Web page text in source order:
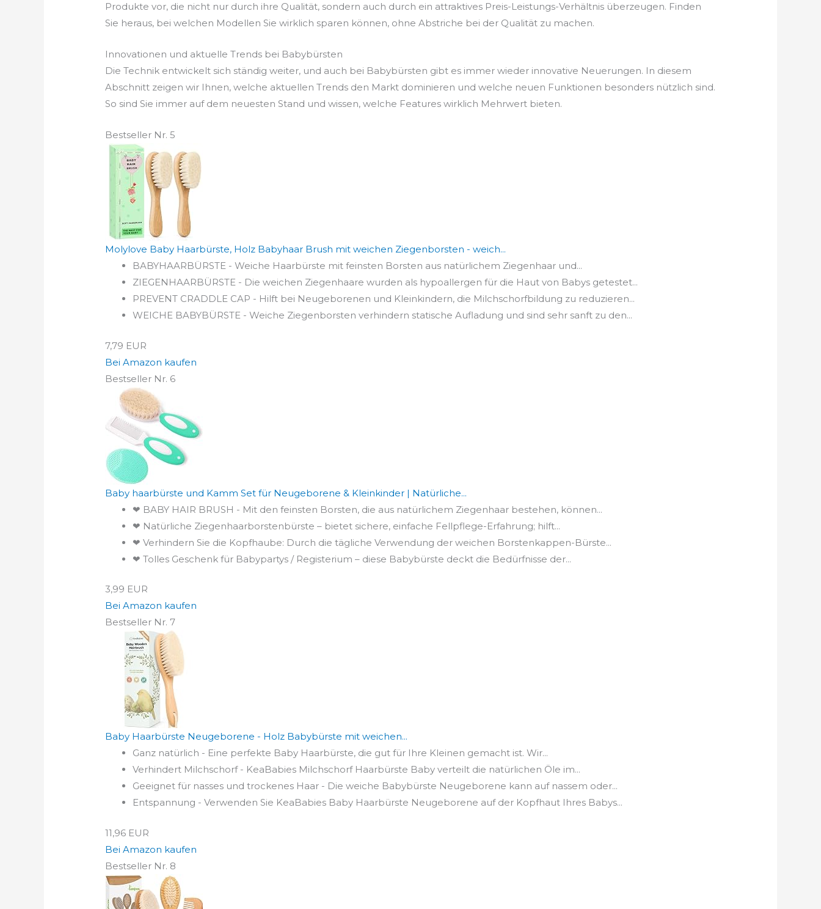
Produkte vor, die nicht nur durch ihre Qualität, sondern auch durch ein attraktives Preis-Leistungs-Verhältnis überzeugen. Finden
Sie heraus, bei welchen Modellen Sie wirklich sparen können, ohne Abstriche bei der Qualität zu machen.
Innovationen und aktuelle Trends bei Babybürsten
Die Technik entwickelt sich ständig weiter, und auch bei Babybürsten gibt es immer wieder innovative Neuerungen. In diesem
Abschnitt zeigen wir Ihnen, welche aktuellen Trends den Markt dominieren und welche neuen Funktionen besonders nützlich sind.
So sind Sie immer auf dem neuesten Stand und wissen, welche Features wirklich Mehrwert bieten.
Bestseller Nr. 5
Molylove Baby Haarbürste, Holz Babyhaar Brush mit weichen Ziegenborsten - weich...
BABYHAARBÜRSTE - Weiche Haarbürste mit feinsten Borsten aus natürlichem Ziegenhaar und...
ZIEGENHAARBÜRSTE - Die weichen Ziegenhaare wurden als hypoallergen für die Haut von Babys getestet...
PREVENT CRADDLE CAP - Hilft bei Neugeborenen und Kleinkindern, die Milchschorfbildung zu reduzieren...
WEICHE BABYBÜRSTE - Weiche Ziegenborsten verhindern statische Aufladung und sind sehr sanft zu den...
7,79 EUR
Bei Amazon kaufen
Bestseller Nr. 6
Baby haarbürste und Kamm Set für Neugeborene & Kleinkinder | Natürliche...
❤ BABY HAIR BRUSH - Mit den feinsten Borsten, die aus natürlichem Ziegenhaar bestehen, können...
❤ Natürliche Ziegenhaarborstenbürste – bietet sichere, einfache Fellpflege-Erfahrung; hilft...
❤ Verhindern Sie die Kopfhaube: Durch die tägliche Verwendung der weichen Borstenkappen-Bürste...
❤ Tolles Geschenk für Babypartys / Registerium – diese Babybürste deckt die Bedürfnisse der...
3,99 EUR
Bei Amazon kaufen
Bestseller Nr. 7
Baby Haarbürste Neugeborene - Holz Babybürste mit weichen...
Ganz natürlich - Eine perfekte Baby Haarbürste, die gut für Ihre Kleinen gemacht ist. Wir...
Verhindert Milchschorf - KeaBabies Milchschorf Haarbürste Baby verteilt die natürlichen Öle im...
Geeignet für nasses und trockenes Haar - Die weiche Babybürste Neugeborene kann auf nassem oder...
Entspannung - Verwenden Sie KeaBabies Baby Haarbürste Neugeborene auf der Kopfhaut Ihres Babys...
11,96 EUR
Bei Amazon kaufen
Bestseller Nr. 8